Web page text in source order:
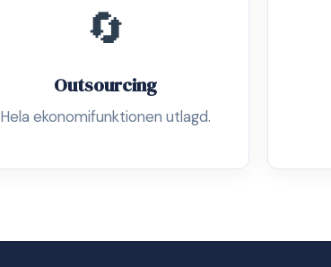
🔄
Outsourcing
Hela ekonomifunktionen utlagd.